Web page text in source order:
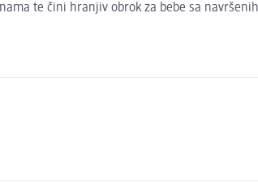
te čini hranjiv obrok za bebe sa